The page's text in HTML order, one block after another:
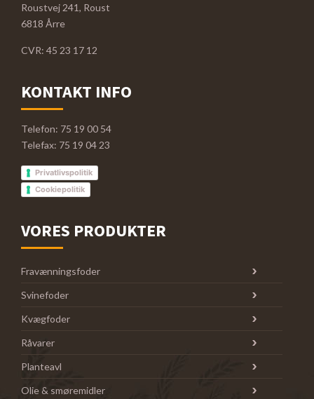
Roustvej 241, Roust
6818 Årre
CVR: 45 23 17 12
KONTAKT INFO
Telefon: 75 19 00 54
Telefax: 75 19 04 23
Privatlivspolitik
Cookiepolitik
VORES PRODUKTER
Fravænningsfoder
Svinefoder
Kvægfoder
Råvarer
Planteavl
Olie & smøremidler